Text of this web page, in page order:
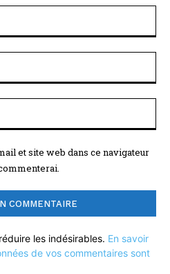
et site web dans ce navigateur
les indésirables. En savoir
de vos commentaires sont